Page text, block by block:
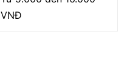
VNĐ